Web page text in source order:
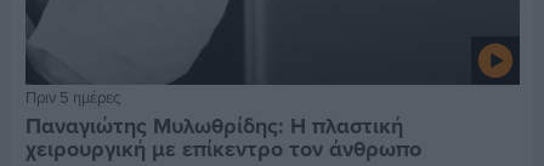
Πριν 5 ημέρες
Παναγιώτης Μυλωθρίδης: Η πλαστική
χειρουργική με επίκεντρο τον άνθρωπο